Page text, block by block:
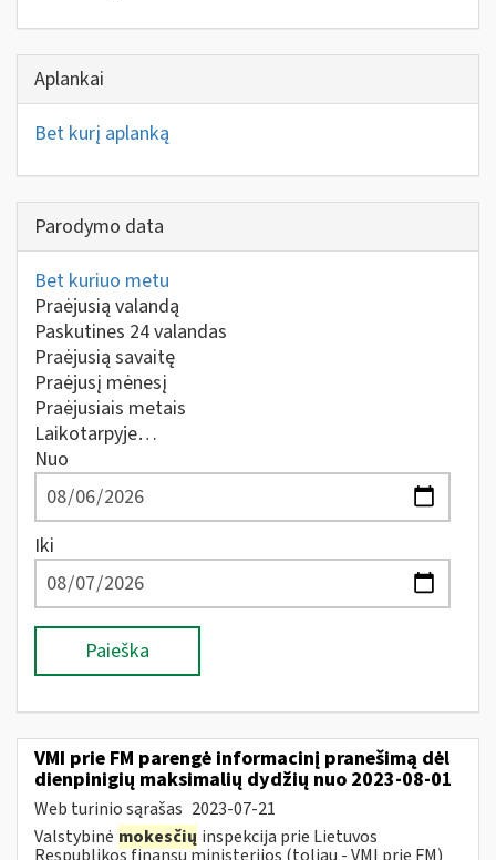
Aplankai
Bet kurį aplanką
Parodymo data
Bet kuriuo metu
Praėjusią valandą
Paskutines 24 valandas
Praėjusią savaitę
Praėjusį mėnesį
Praėjusiais metais
Laikotarpyje…
Nuo
Iki
Paieška
VMI prie FM parengė informacinį pranešimą dėl
dienpinigių maksimalių dydžių nuo 2023-08-01
Web turinio sąrašas 2023-07-21
Valstybinė mokesčių inspekcija prie Lietuvos
Respublikos finansų ministerijos (toliau - VMI prie FM)